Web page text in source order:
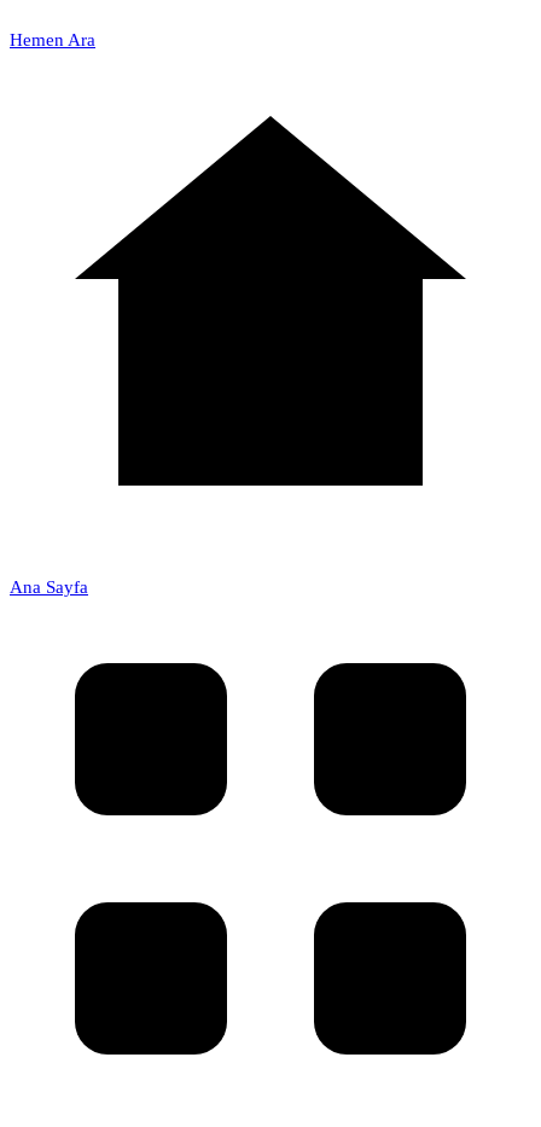
Hemen Ara
Ana Sayfa